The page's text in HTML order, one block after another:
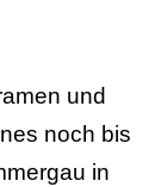
und
noch bis
in